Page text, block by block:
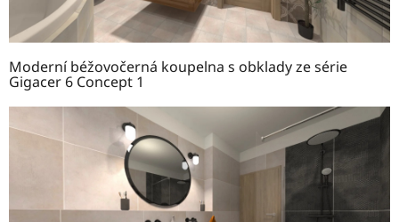
Moderní béžovočerná koupelna s obklady ze série
Gigacer 6 Concept 1